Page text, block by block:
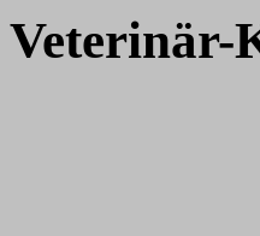
Veterinär-